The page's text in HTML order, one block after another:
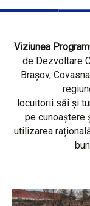
Viziunea
de Dezvoltare
Brașov,
locuitorii săi și
pe cunoaștere
utilizarea